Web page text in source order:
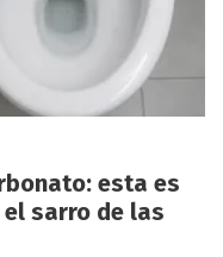
esta es
el sarro de las